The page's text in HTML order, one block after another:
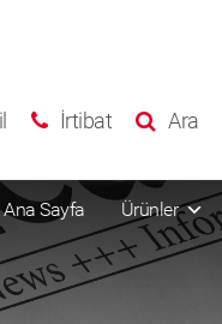
İrtibat Ara
Ana Sayfa Ürünler